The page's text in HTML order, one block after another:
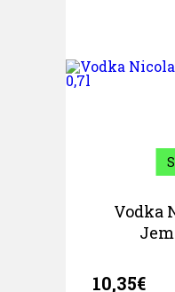
Vodka
10,35€